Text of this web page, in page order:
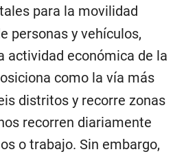
para la movilidad
personas y vehículos,
actividad económica de la
como la vía más
distritos y recorre zonas
recorren diariamente
o trabajo. Sin embargo,